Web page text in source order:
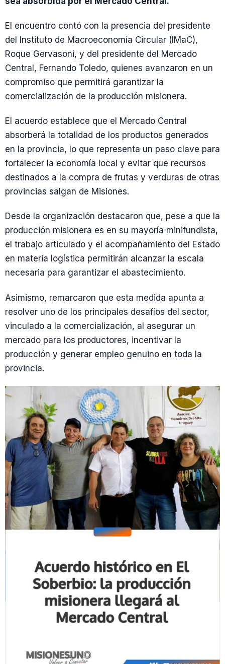
El encuentro contó con la presencia del presidente
del Instituto de Macroeconomía Circular (IMaC),
Roque Gervasoni, y del presidente del Mercado
Central, Fernando Toledo, quienes avanzaron en un
compromiso que permitirá garantizar la
comercialización de la producción misionera.
El acuerdo establece que el Mercado Central
absorberá la totalidad de los productos generados
en la provincia, lo que representa un paso clave para
fortalecer la economía local y evitar que recursos
destinados a la compra de frutas y verduras de otras
provincias salgan de Misiones.
Desde la organización destacaron que, pese a que la
producción misionera es en su mayoría minifundista,
el trabajo articulado y el acompañamiento del Estado
en materia logística permitirán alcanzar la escala
necesaria para garantizar el abastecimiento.
Asimismo, remarcaron que esta medida apunta a
resolver uno de los principales desafíos del sector,
vinculado a la comercialización, al asegurar un
mercado para los productores, incentivar la
producción y generar empleo genuino en toda la
provincia.